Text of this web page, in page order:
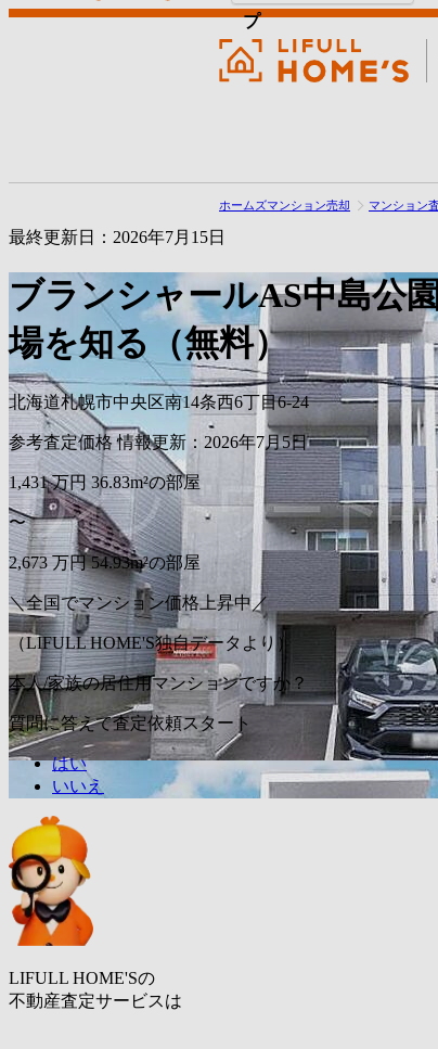
プ
ホームズマンション売却 マンション
最終更新日：2026年7月15日
ブランシャールAS中島公園
場を知る（無料）
北海道札幌市中央区南14条西6丁目6-24
参考査定価格 情報更新：2026年7月5日
1,431 万円 36.83m²の部屋
〜
2,673 万円 54.93m²の部屋
＼全国でマンション価格上昇中／
（LIFULL HOME'S独自データより）
本人/家族の居住用マンションですか？
質問に答えて査定依頼スタート
はい
いいえ
LIFULL HOME'Sの
不動産査定サービスは